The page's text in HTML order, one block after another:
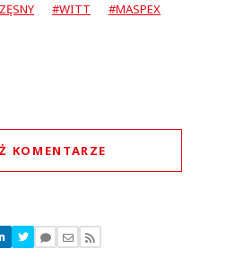
#WITT
#MASPEX
KOMENTARZE
komentarzy
komentarze